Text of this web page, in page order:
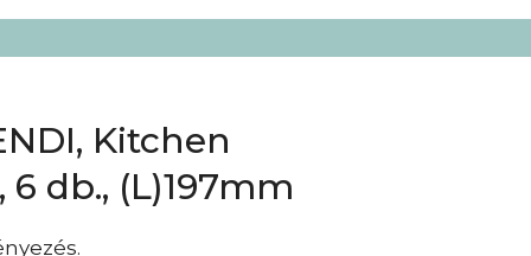
Kitchen
db., (L)197mm